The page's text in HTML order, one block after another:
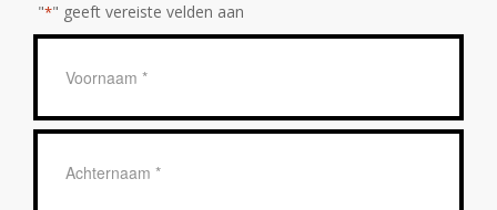
"*" geeft vereiste velden aan